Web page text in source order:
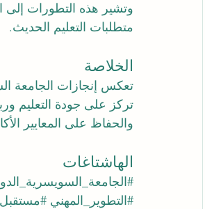
وتشير هذه التطورات إلى
متطلبات التعليم الحديث.
الخلاصة
تركز على جودة التعليم
والحفاظ على المعايير
الهاشتاغات
#التطوير_المهني